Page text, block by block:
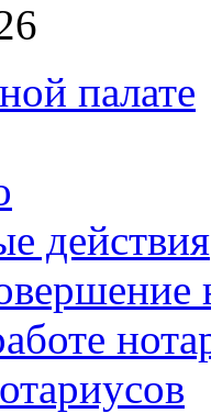
палате
действия